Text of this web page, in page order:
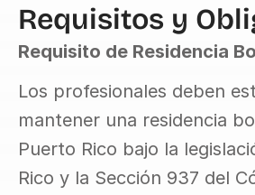
Requisitos y
Requisito de Residencia
Los profesionales deben
mantener una residencia
Puerto Rico bajo la
Rico y la Sección 937 del